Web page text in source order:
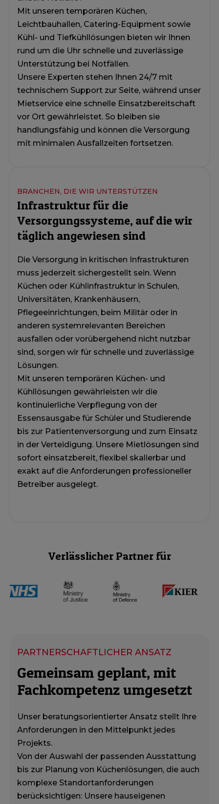
Mit unseren temporären Küchen,
Leichtbauhallen, Catering-Equipment sowie
Kühl- und Tiefkühllösungen bieten wir Ihnen
rund um die Uhr schnelle und zuverlässige
Unterstützung bei Notfällen.
Unsere Experten stehen Ihnen 24/7 mit
technischem Support zur Seite, während unser
Mietservice eine schnelle Einsatzbereitschaft
vor Ort gewährleistet. So bleiben sie
handlungsfähig und können die Versorgung
mit minimalen Ausfallzeiten fortsetzen.
BRANCHEN, DIE WIR UNTERSTÜTZEN
Infrastruktur für die
Versorgungssysteme, auf die wir
täglich angewiesen sind
Die Versorgung in kritischen Infrastrukturen
muss jederzeit sichergestellt sein. Wenn
Küchen oder Kühlinfrastruktur in Schulen,
Universitäten, Krankenhäusern,
Pflegeeinrichtungen, beim Militär oder in
anderen systemrelevanten Bereichen
ausfallen oder vorübergehend nicht nutzbar
sind, sorgen wir für schnelle und zuverlässige
Lösungen.
Mit unseren temporären Küchen- und
Kühllösungen gewährleisten wir die
kontinuierliche Verpflegung von der
Essensausgabe für Schüler und Studierende
bis zur Patientenversorgung und zum Einsatz
in der Verteidigung. Unsere Mietlösungen sind
sofort einsatzbereit, flexibel skalierbar und
exakt auf die Anforderungen professioneller
Betreiber ausgelegt.
Verlässlicher Partner für
PARTNERSCHAFTLICHER ANSATZ
Gemeinsam geplant, mit
Fachkompetenz umgesetzt
Unser beratungsorientierter Ansatz stellt Ihre
Anforderungen in den Mittelpunkt jedes
Projekts.
Von der Auswahl der passenden Ausstattung
bis zur Planung von Küchenlösungen, die auch
komplexe Standortanforderungen
berücksichtigen: Unsere hauseigenen